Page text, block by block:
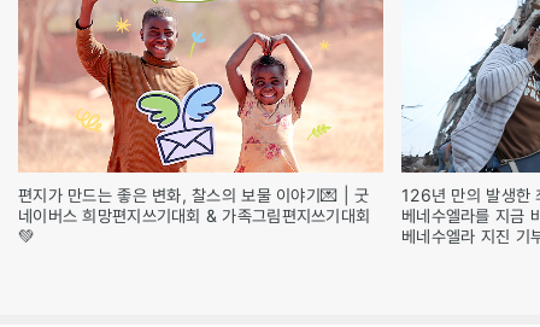
편지가 만드는 좋은 변화, 찰스의 보물 이야기💌 | 굿
네이버스 희망편지쓰기대회 & 가족그림편지쓰기대회
💚
126년 만의 발생한
베네수엘라를 지금
베네수엘라 지진 기